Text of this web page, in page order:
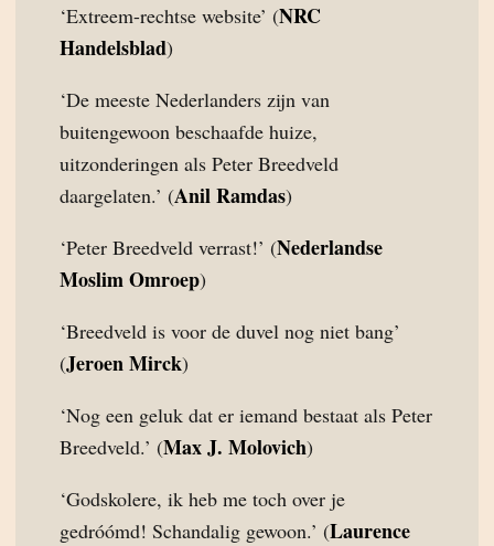
‘Extreem-rechtse website’ (NRC
Handelsblad)
‘De meeste Nederlanders zijn van
buitengewoon beschaafde huize,
uitzonderingen als Peter Breedveld
daargelaten.’ (Anil Ramdas)
‘Peter Breedveld verrast!’ (Nederlandse
Moslim Omroep)
‘Breedveld is voor de duvel nog niet bang’
(Jeroen Mirck)
‘Nog een geluk dat er iemand bestaat als Peter
Breedveld.’ (Max J. Molovich)
‘Godskolere, ik heb me toch over je
gedróómd! Schandalig gewoon.’ (Laurence